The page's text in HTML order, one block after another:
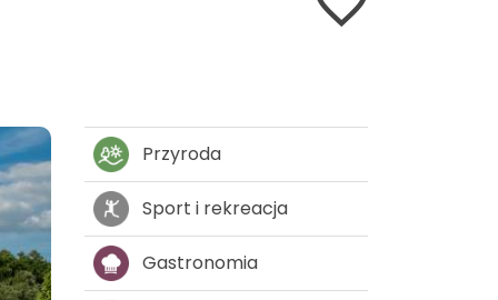
Przyroda
Sport i rekreacja
Gastronomia